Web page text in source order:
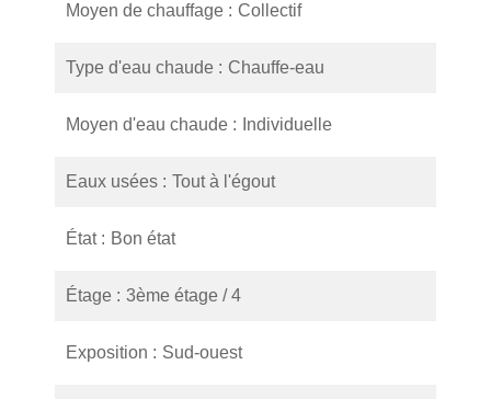
Moyen de chauffage Collectif
Type d'eau chaude Chauffe-eau
Moyen d'eau chaude Individuelle
Eaux usées Tout à l'égout
État Bon état
Étage 3ème étage / 4
Exposition Sud-ouest